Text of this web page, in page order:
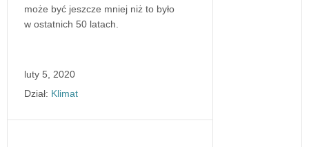
może być jeszcze mniej niż to było
w ostatnich 50 latach.
luty 5, 2020
Dział: Klimat